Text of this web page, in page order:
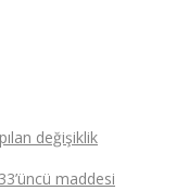
değişiklik
maddesi